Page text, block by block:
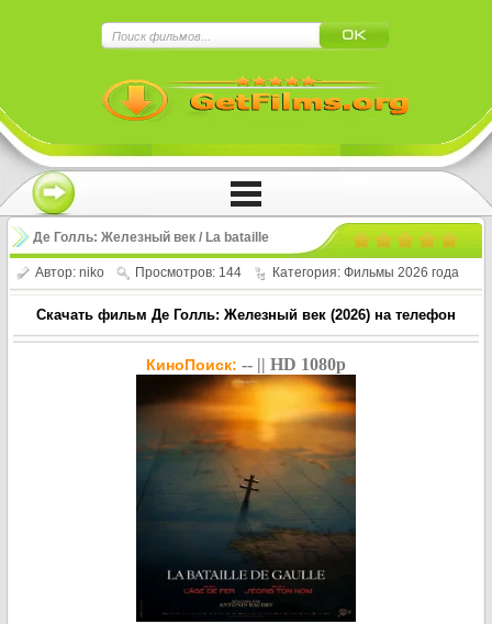
Де Голль: Железный век / La bataille
de Gaulle: L'âge de fer (2026)
Автор: niko Просмотров: 144 Категория: Фильмы 2026 года
Скачать фильм Де Голль: Железный век (2026) на телефон
КиноПоиск: -- || HD 1080p
Нажмите на
!!!Если Вы с телефона сперва нажмите на
троеточие в правом верхнем углу!!!